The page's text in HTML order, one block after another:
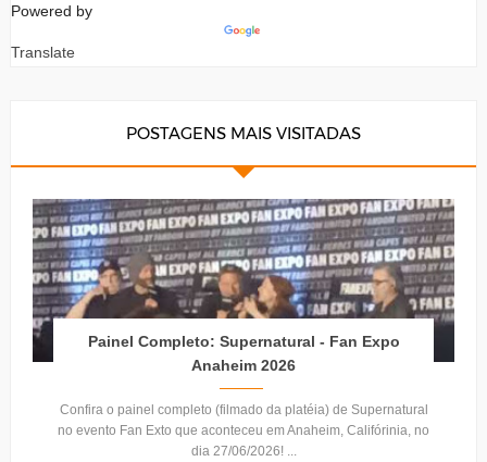
Powered by
Translate
POSTAGENS MAIS VISITADAS
Painel Completo: Supernatural - Fan Expo
Anaheim 2026
Confira o painel completo (filmado da platéia) de Supernatural
no evento Fan Exto que aconteceu em Anaheim, Califórinia, no
dia 27/06/2026! ...